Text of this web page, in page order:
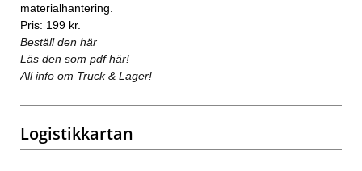
materialhantering.
Pris: 199 kr.
Beställ den här
Läs den som pdf här!
All info om Truck & Lager!
Logistikkartan